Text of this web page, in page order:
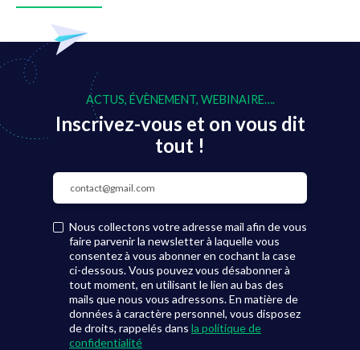
ACTUS, ÉVÈNEMENT, WEBINAIRE….
Inscrivez-vous et on vous dit
tout !
Nous collectons votre adresse mail afin de vous
faire parvenir la newsletter à laquelle vous
consentez à vous abonner en cochant la case
ci-dessous. Vous pouvez vous désabonner à
tout moment, en utilisant le lien au bas des
mails que nous vous adressons. En matière de
données à caractère personnel, vous disposez
de droits, rappelés dans la politique de
confidentialité